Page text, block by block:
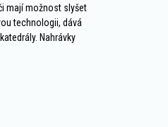
mají možnost slyšet
technologii, dává
Nahrávky